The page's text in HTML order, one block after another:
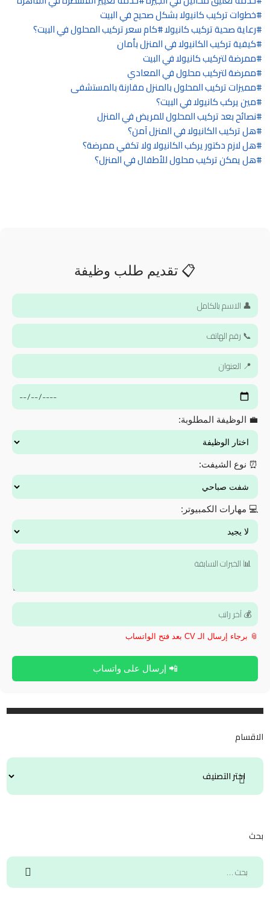
خطوات تركيب كانيولا بشكل صحيح في البيت
رعاية صحية تركيب كانيولا كام سعر تركيب المحلول في البيت؟
كيفية تركيب الكانيولا في المنزل بأمان
ممرضة لتركيب كانيولا في البيت
ممرضة لتركيب محلول في المعادي
مميزات تركيب المحلول بالمنزل مقارنة بالمستشفى
مين يركب كانيولا في البيت؟
نصائح بعد تركيب المحلول للمريض في المنزل
هل تركيب الكانيولا في المنزل آمن؟
هل لازم دكتور يركب الكانيولا ولا تكفي ممرضة؟
هل يمكن تركيب محلول للأطفال في المنزل؟
📋 تقديم طلب وظيفة
💼 الوظيفة المطلوبة:
⏰ نوع الشيفت:
💻 مهارات الكمبيوتر:
📎 برجاء إرسال الـ CV بعد فتح الواتساب
📲 إرسال على واتساب
الاقسام
بحث